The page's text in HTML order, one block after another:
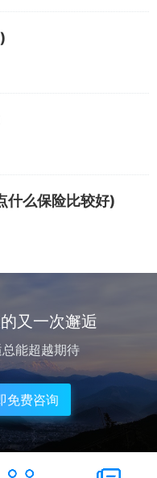
什么保险比较好)
又一次邂逅
能超越期待
免费咨询